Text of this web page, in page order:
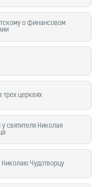
о финансовом
трех церквях
святителя Николая
Николаю Чудотворцу